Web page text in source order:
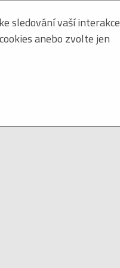
sledování vaší interakce
anebo zvolte jen